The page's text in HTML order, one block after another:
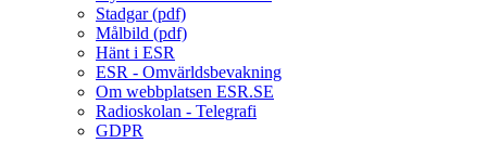
Stadgar (pdf)
Målbild (pdf)
Hänt i ESR
ESR - Omvärldsbevakning
Om webbplatsen ESR.SE
Radioskolan - Telegrafi
GDPR